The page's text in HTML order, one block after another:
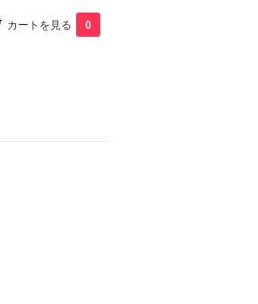
カートを見る 0